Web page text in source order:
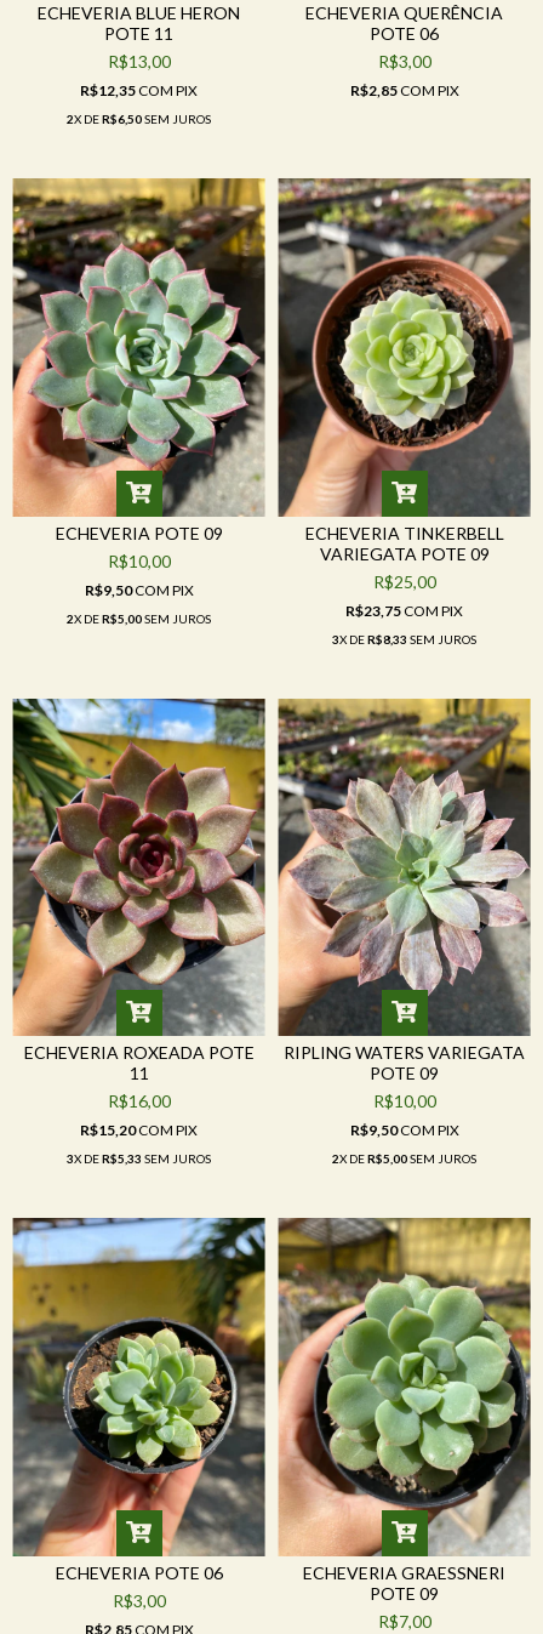
ECHEVERIA BLUE HERON
POTE 11
R$13,00
R$12,35COM PIX
2X DER$6,50SEM JUROS
ECHEVERIA QUERÊNCIA
POTE 06
R$3,00
R$2,85COM PIX
ECHEVERIA POTE 09
R$10,00
R$9,50COM PIX
2X DER$5,00SEM JUROS
ECHEVERIA TINKERBELL
VARIEGATA POTE 09
R$25,00
R$23,75COM PIX
3X DER$8,33 SEM JUROS
ECHEVERIA ROXEADA POTE
11
R$16,00
R$15,20COM PIX
3X DER$5,33 SEM JUROS
RIPLING WATERS VARIEGATA
POTE 09
R$10,00
R$9,50COM PIX
2X DER$5,00SEM JUROS
ECHEVERIA POTE 06
R$3,00
R$2,85COM PIX
ECHEVERIA GRAESSNERI
POTE 09
R$7,00